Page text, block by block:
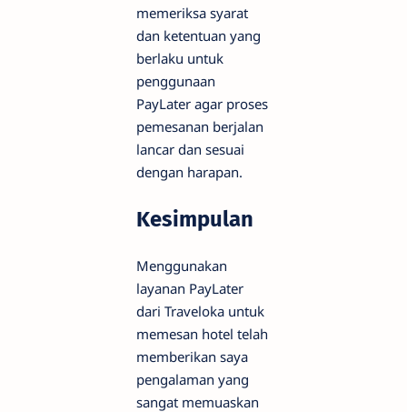
memeriksa syarat
dan ketentuan yang
berlaku untuk
penggunaan
PayLater agar proses
pemesanan berjalan
lancar dan sesuai
dengan harapan.
Kesimpulan
Menggunakan
layanan PayLater
dari Traveloka untuk
memesan hotel telah
memberikan saya
pengalaman yang
sangat memuaskan